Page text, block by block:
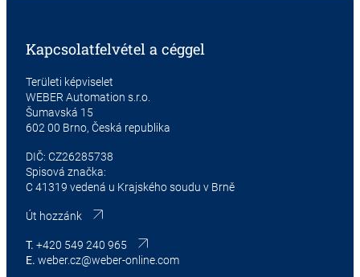
Kapcsolatfelvétel a céggel
Területi képviselet
WEBER Automation s.r.o.
Šumavská 15
602 00 Brno, Česká republika
DIČ: CZ26285738
Spisová značka:
C 41319 vedená u Krajského soudu v Brně
Út hozzánk
T. +420 549 240 965
E. weber.cz@weber-online.com